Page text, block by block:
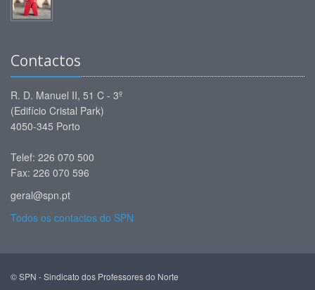
Contactos
R. D. Manuel II, 51 C - 3º
(Edifício Cristal Park)
4050-345 Porto
Telef: 226 070 500
Fax: 226 070 596
geral@spn.pt
Todos os contactos do SPN
© SPN - Sindicato dos Professores do Norte